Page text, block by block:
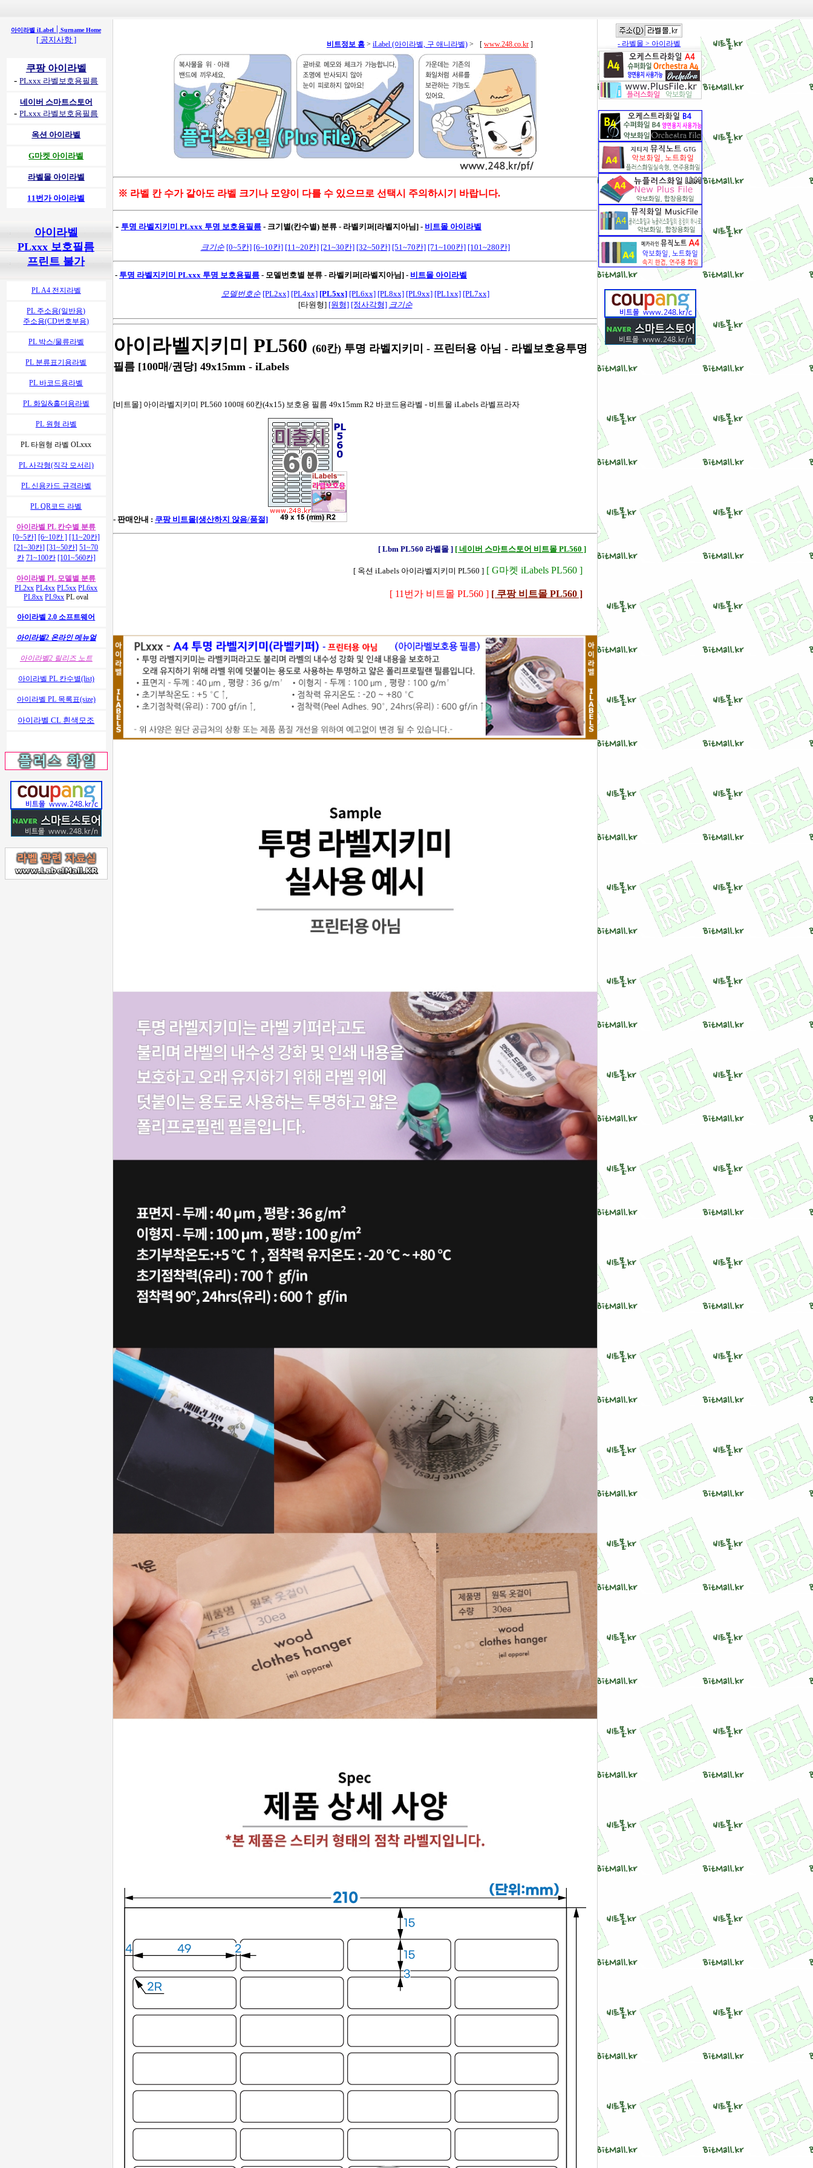
아이라벨 iLabel | Surname Home
[ 공지사항 ]
쿠팡 아이라벨
-PLxxx 라벨보호용필름
네이버 스마트스토어
-PLxxx 라벨보호용필름
옥션 아이라벨
G마켓 아이라벨
라벨몰 아이라벨
11번가 아이라벨
아이라벨
PLxxx 보호필름
프린트 불가
PL A4 전지라벨
PL 주소용(일반용)
주소용(CD번호부용)
PL 박스/물류라벨
PL 분류표기용라벨
PL 바코드용라벨
PL 화일&홀더용라벨
PL 원형 라벨
PL 타원형 라벨 OLxxx
PL 사각형(직각 모서리)
PL 신용카드 규격라벨
PL QR코드 라벨
아이라벨 PL 칸수별 분류
[0~5칸] [6~10칸 ] [11~20칸]
[21~30칸] [31~50칸] 51~70
칸 71~100칸 [101~560칸]
아이라벨 PL 모델별 분류
PL2xx PL4xx PL5xx PL6xx
PL8xx PL9xx PL oval
아이라벨 2.0 소프트웨어
아이라벨2 온라인 메뉴얼
아이라벨2 릴리즈 노트
아이라벨 PL 칸수별(list)
아이라벨 PL 목록표(size)
아이라벨 CL 흰색모조
비트정보 홈 > iLabel (아이라벨, 구 애니라벨) > [ www.248.co.kr ]
※ 라벨 칸 수가 같아도 라벨 크기나 모양이 다를 수 있으므로 선택시 주의하시기 바랍니다.
- 투명 라벨지키미 PLxxx 투명 보호용필름 - 크기별(칸수별) 분류 - 라벨키퍼[라벨지아님] - 비트몰 아이라벨
크기순 [0~5칸] [6~10칸] [11~20칸] [21~30칸] [32~50칸] [51~70칸] [71~100칸] [101~280칸]
- 투명 라벨지키미 PLxxx 투명 보호용필름 - 모델번호별 분류 - 라벨키퍼[라벨지아님] - 비트몰 아이라벨
모델번호순 [PL2xx] [PL4xx] [PL5xx] [PL6xx] [PL8xx] [PL9xx] [PL1xx] [PL7xx]
[타원형] [원형] [정사각형] 크기순
아이라벨지키미 PL560 (60칸) 투명 라벨지키미 - 프린터용 아님 - 라벨보호용투명
필름 [100매/권당] 49x15mm - iLabels
[비트몰] 아이라벨지키미 PL560 100매 60칸(4x15) 보호용 필름 49x15mm R2 바코드용라벨 - 비트몰 iLabels 라벨프라자
- 판매안내 : 쿠팡 비트몰[생산하지 않음/품절]
[ Lbm PL560 라벨몰 ] [ 네이버 스마트스토어 비트몰 PL560 ]
[ 옥션 iLabels 아이라벨지키미 PL560 ] [ G마켓 iLabels PL560 ]
[ 11번가 비트몰 PL560 ] [ 쿠팡 비트몰 PL560 ]
- 라벨몰 > 아이라벨